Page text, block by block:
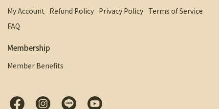
My Account Refund Policy Privacy Policy Terms of Service
FAQ
Membership
Member Benefits